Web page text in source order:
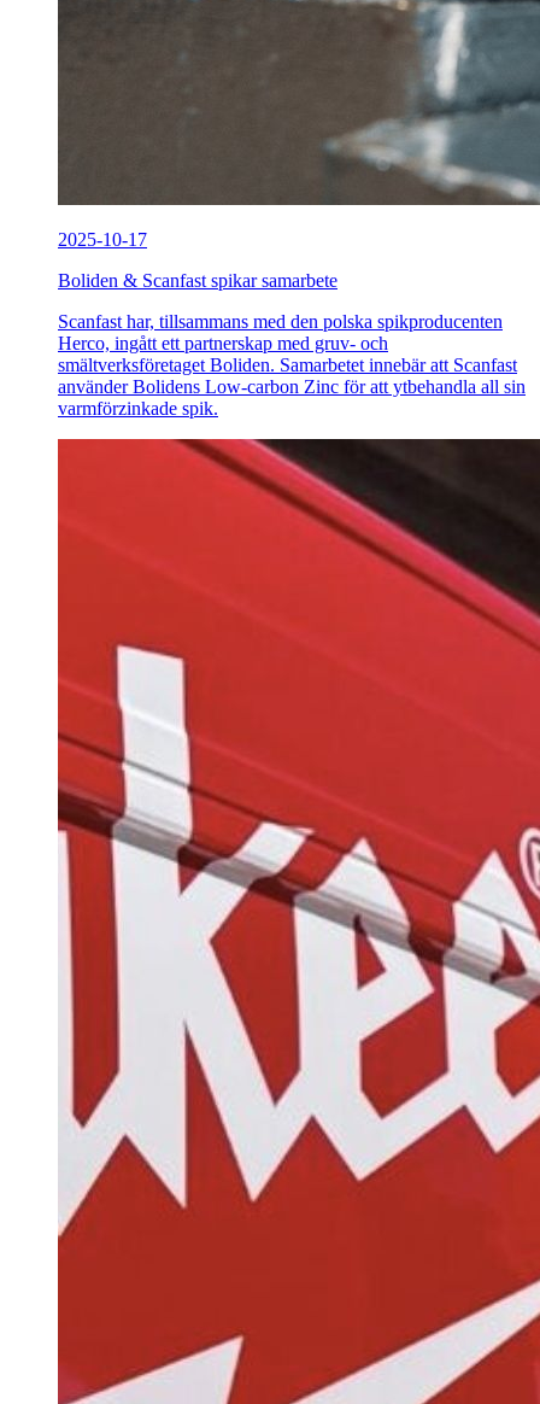
2025-10-17
Boliden & Scanfast spikar samarbete
Scanfast har, tillsammans med den polska spikproducenten
Herco, ingått ett partnerskap med gruv- och
smältverksföretaget Boliden. Samarbetet innebär att Scanfast
använder Bolidens Low-carbon Zinc för att ytbehandla all sin
varmförzinkade spik.